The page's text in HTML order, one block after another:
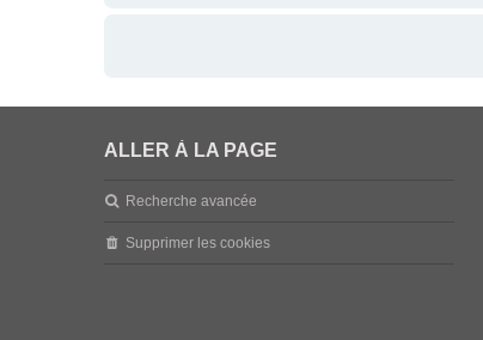
ALLER À LA PAGE
Recherche avancée
Supprimer les cookies